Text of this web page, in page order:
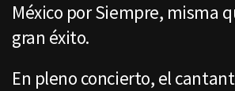
México por Siempre, misma
gran éxito.
En pleno concierto, el